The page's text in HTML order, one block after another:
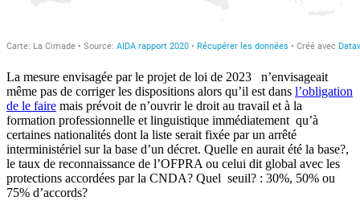
La mesure envisagée par le projet de loi de 2023 n’envisageait
même pas de corriger les dispositions alors qu’il est dans l’obligation
de le faire mais prévoit de n’ouvrir le droit au travail et à la
formation professionnelle et linguistique immédiatement qu’à
certaines nationalités dont la liste serait fixée par un arrêté
interministériel sur la base d’un décret. Quelle en aurait été la base?,
le taux de reconnaissance de l’OFPRA ou celui dit global avec les
protections accordées par la CNDA? Quel seuil? : 30%, 50% ou
75% d’accords?